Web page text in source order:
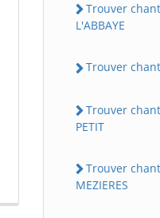
Trouver
L'ABBAYE
Trouver
Trouver
PETIT
Trouver
MEZIERES